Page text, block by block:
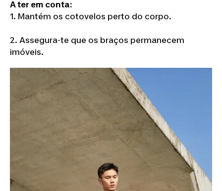
A ter em conta:
1. Mantém os cotovelos perto do corpo.
2. Assegura-te que os braços permanecem
imóveis.